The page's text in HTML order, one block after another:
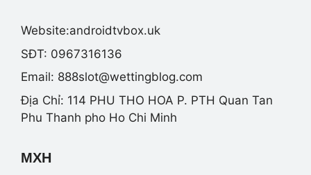
Website:androidtvbox.uk
SĐT: 0967316136
Email: 888slot@wettingblog.com
Địa Chỉ: 114 PHU THO HOA P. PTH Quan Tan
Phu Thanh pho Ho Chi Minh
MXH